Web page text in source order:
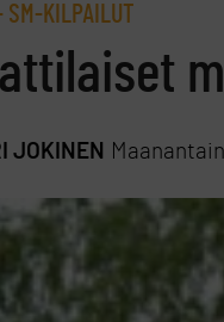
SM-KILPAILUT
JOKINEN